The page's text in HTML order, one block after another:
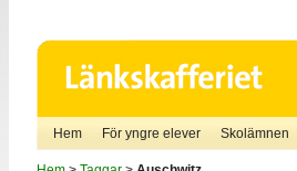
Hem För yngre elever Skolämnen